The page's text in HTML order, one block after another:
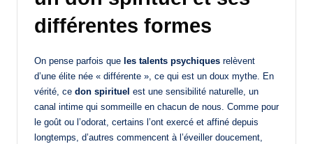
différentes formes
On pense parfois que les talents psychiques relèvent
d’une élite née « différente », ce qui est un doux mythe. En
vérité, ce don spirituel est une sensibilité naturelle, un
canal intime qui sommeille en chacun de nous. Comme pour
le goût ou l’odorat, certains l’ont exercé et affiné depuis
longtemps, d’autres commencent à l’éveiller doucement,